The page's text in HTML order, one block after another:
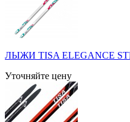
ЛЫЖИ TISA ELEGANCE
Уточняйте цену